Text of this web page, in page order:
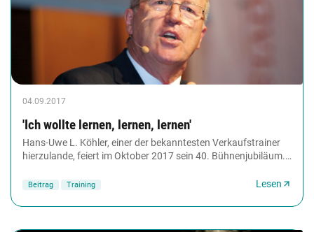
04.09.2017
'Ich wollte lernen, lernen, lernen'
Hans-Uwe L. Köhler, einer der bekanntesten Verkaufstrainer
hierzulande, feiert im Oktober 2017 sein 40. Bühnenjubiläum.
Beitrag Training Lesen